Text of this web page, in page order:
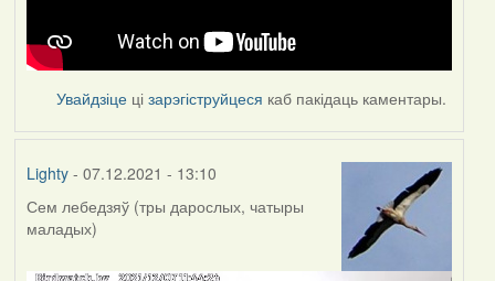
Увайдзіце цізарэгіструйцеся каб пакідаць каментары.
Lighty- 07.12.2021 - 13:10
Сем лебедзяў (тры дарослых, чатыры
маладых)